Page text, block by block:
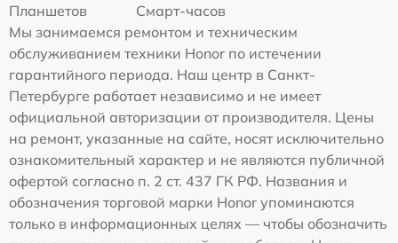
Планшетов
Смарт-часов
Мы занимаемся ремонтом и техническим
обслуживанием техники Honor по истечении
гарантийного периода. Наш центр в Санкт-
Петербурге работает независимо и не имеет
официальной авторизации от производителя. Цены
на ремонт, указанные на сайте, носят исключительно
ознакомительный характер и не являются публичной
офертой согласно п. 2 ст. 437 ГК РФ. Названия и
обозначения торговой марки Honor упоминаются
только в информационных целях — чтобы обозначить